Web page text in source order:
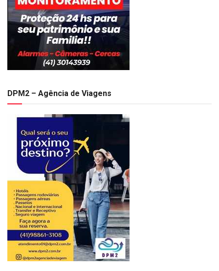
DPM2 – Agência de Viagens